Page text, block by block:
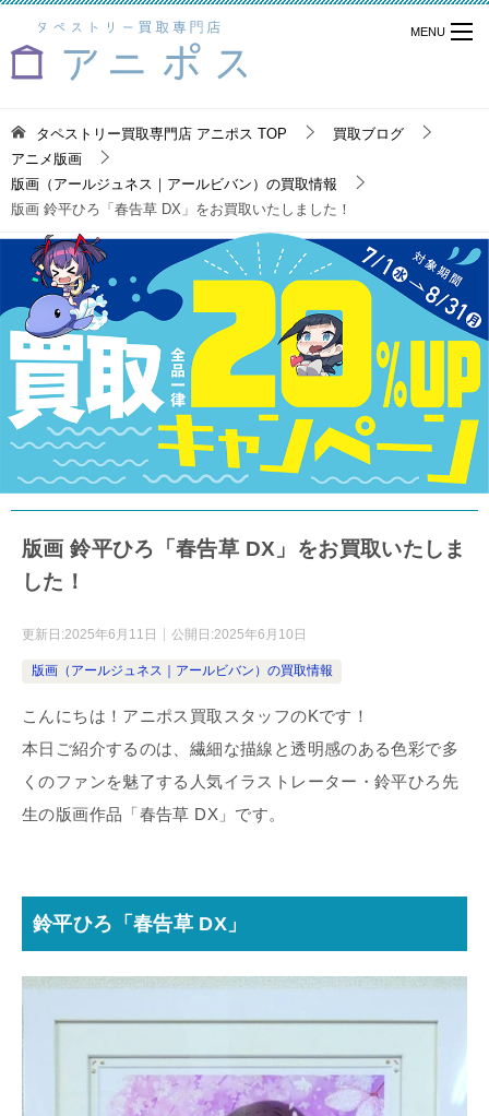
タペストリー買取専門店 アニポス TOP
買取ブログ
アニメ版画
版画（アールジュネス｜アールビバン）の買取情報
版画 鈴平ひろ「春告草 DX」をお買取いたしました！
版画 鈴平ひろ「春告草 DX」をお買取いたしま
した！
更新日:2025年6月11日 公開日:2025年6月10日
版画（アールジュネス｜アールビバン）の買取情報
こんにちは！アニポス買取スタッフのKです！
本日ご紹介するのは、繊細な描線と透明感のある色彩で多
くのファンを魅了する人気イラストレーター・鈴平ひろ先
生の版画作品「春告草 DX」です。
鈴平ひろ「春告草 DX」